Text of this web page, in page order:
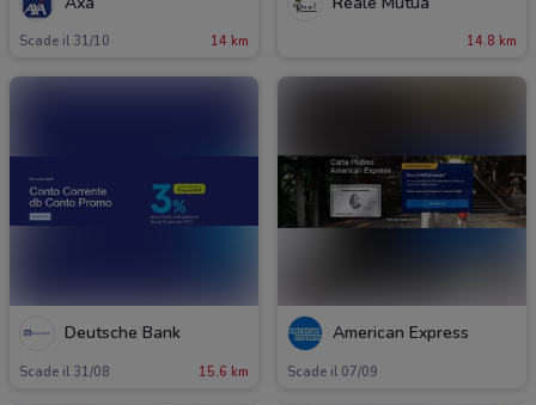
Scade il 31/10 14 km 14.8 km
Deutsche Bank
Scade il 31/08 15.6 km
American Express
Scade il 07/09